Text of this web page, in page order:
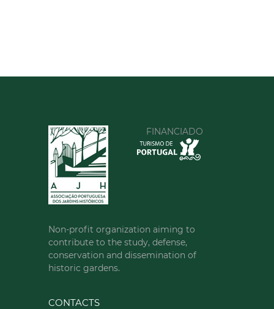
FINANCIADO
Non-profit organization aiming to
contribute to the study, defense,
conservation and dissemination of
historic gardens.
CONTACTS